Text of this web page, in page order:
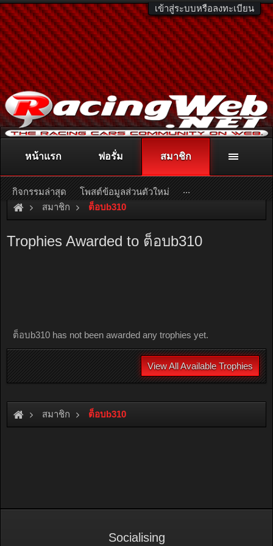
เข้าสู่ระบบหรือลงทะเบียน
ติดต่อลงโฆษณา racingweb@gmail.comหรือโทร. 081-811-1138
หรืออ่านรายละเอียดเพิ่มเติม คลิกที่นี่
สมาชิก ต็อบb310
Trophies Awarded to ต็อบb310
ต็อบb310 has not been awarded any trophies yet.
View All Available Trophies
สมาชิก ต็อบb310
หน้าแรก ฟอรั่ม สมาชิก
กิจกรรมล่าสุด โพสต์ข้อมูลส่วนตัวใหม่ ...
Socialising